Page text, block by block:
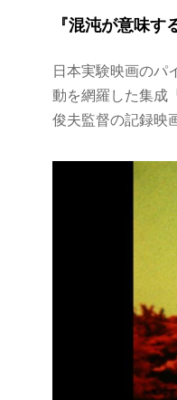
『混沌が意味
日本実験映画のパ
動を網羅した集成
俊夫監督の記録映